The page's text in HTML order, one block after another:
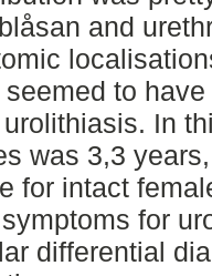
and
seemed to
In
was 3,3
for intact
for
differential